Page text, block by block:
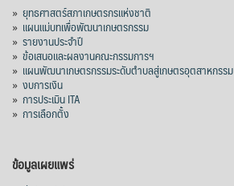
» ยุทธศาสตร์สภาเกษตรกรแห่งชาติ
» แผนแม่บทเพื่อพัฒนาเกษตรกรรม
» รายงานประจำปี
» ข้อเสนอและผลงานคณะกรรมการฯ
» แผนพัฒนาเกษตรกรรมระดับตำบลสู่เกษตรอุตสาหกรรม
» งบการเงิน
» การประเมิน ITA
» การเลือกตั้ง
ข้อมูลเผยแพร่